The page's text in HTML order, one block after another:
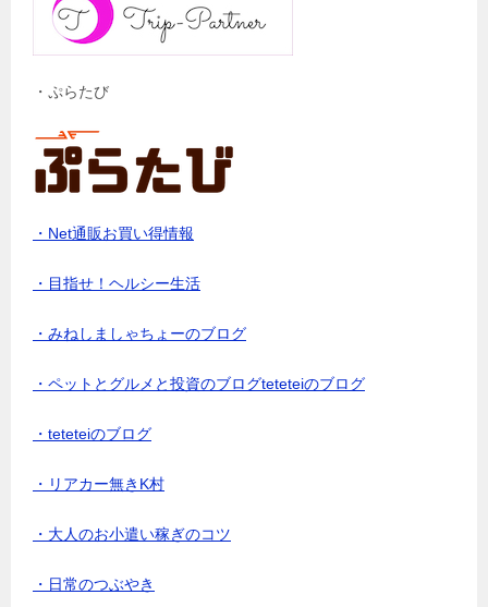
・ぷらたび
・Net通販お買い得情報
・目指せ！ヘルシー生活
・みねしましゃちょーのブログ
・ペットとグルメと投資のブログteteteiのブログ
・teteteiのブログ
・リアカー無きK村
・大人のお小遣い稼ぎのコツ
・日常のつぶやき